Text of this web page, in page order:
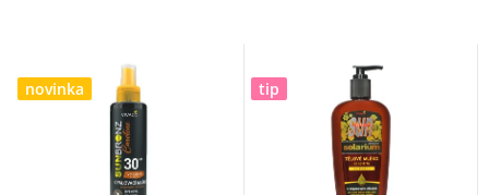
novinka tip